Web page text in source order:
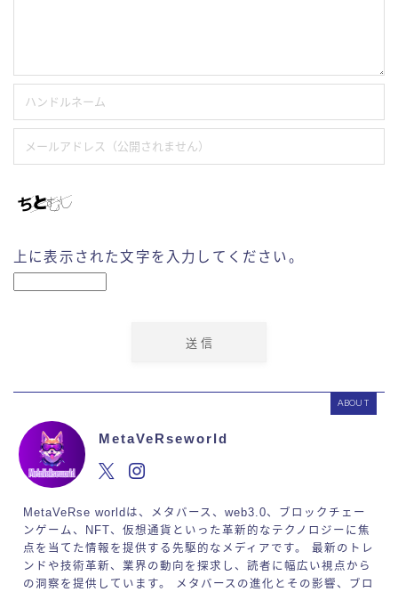
上に表示された文字を入力してください。
ABOUT
MetaVeRseworld
MetaVeRse worldは、メタバース、web3.0、ブロックチェー
ンゲーム、NFT、仮想通貨といった革新的なテクノロジーに焦
点を当てた情報を提供する先駆的なメディアです。 最新のトレ
ンドや技術革新、業界の動向を探求し、読者に幅広い視点から
の洞察を提供しています。 メタバースの進化とその影響、ブロ